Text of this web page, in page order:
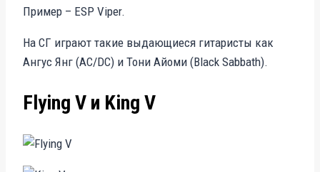
Пример – ESP Viper.
На СГ играют такие выдающиеся гитаристы как
Ангус Янг (AC/DC) и Тони Айоми (Black Sabbath).
Flying V и King V